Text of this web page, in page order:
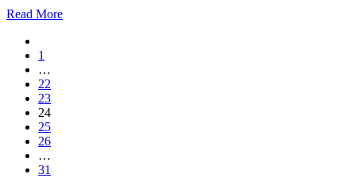
Read More
1
…
22
23
24
25
26
…
31